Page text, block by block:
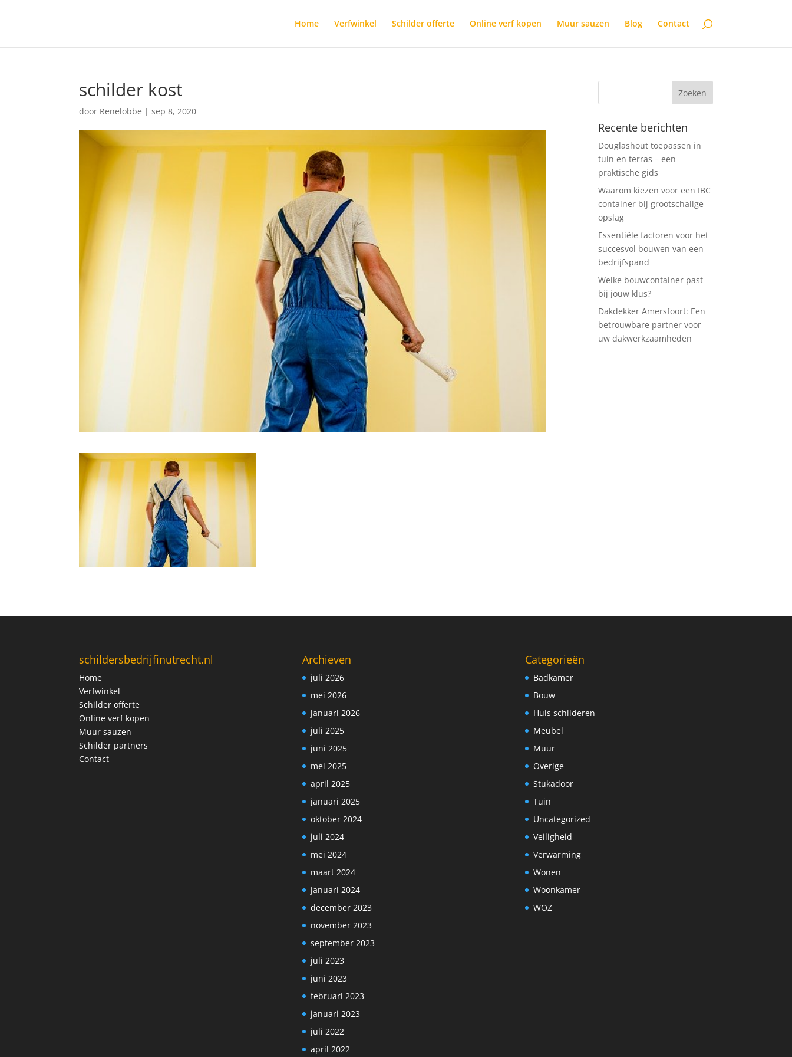
Home Verfwinkel Schilder offerte Online verf kopen Muur sauzen Blog Contact
schilder kost
door Renelobbe |sep 8, 2020
Recente berichten
Douglashout toepassen in
tuin en terras – een
praktische gids
Waarom kiezen voor een IBC
container bij grootschalige
opslag
Essentiële factoren voor het
succesvol bouwen van een
bedrijfspand
Welke bouwcontainer past
bij jouw klus?
Dakdekker Amersfoort: Een
betrouwbare partner voor
uw dakwerkzaamheden
schildersbedrijfinutrecht.nl
Home
Verfwinkel
Schilder offerte
Online verf kopen
Muur sauzen
Schilder partners
Contact
Archieven
juli 2026
mei 2026
januari 2026
juli 2025
juni 2025
mei 2025
april 2025
januari 2025
oktober 2024
juli 2024
mei 2024
maart 2024
januari 2024
december 2023
november 2023
september 2023
juli 2023
juni 2023
februari 2023
januari 2023
juli 2022
april 2022
Categorieën
Badkamer
Bouw
Huis schilderen
Meubel
Muur
Overige
Stukadoor
Tuin
Uncategorized
Veiligheid
Verwarming
Wonen
Woonkamer
WOZ